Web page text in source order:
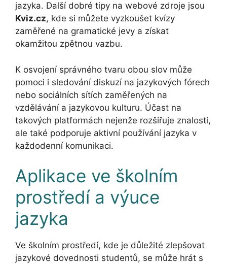
jazyka. Další dobré tipy na webové zdroje jsou
Kviz.cz, kde si můžete vyzkoušet kvízy
zaměřené na gramatické jevy a získat
okamžitou zpětnou vazbu.
K osvojení správného tvaru obou slov může
pomoci i sledování diskuzí na jazykových fórech
nebo sociálních sítích zaměřených na
vzdělávání a jazykovou kulturu. Účast na
takových platformách nejenže rozšiřuje znalosti,
ale také podporuje aktivní používání jazyka v
každodenní komunikaci.
Aplikace ve školním
prostředí a výuce
jazyka
Ve školním prostředí, kde je důležité zlepšovat
jazykové dovednosti studentů, se může hrát s